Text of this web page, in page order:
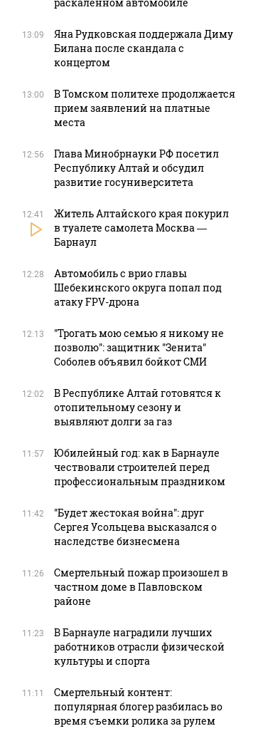
13:09
Яна Рудковская поддержала Диму
Билана после скандала с
концертом
13:00
В Томском политехе продолжается
прием заявлений на платные
места
12:56
Глава Минобрнауки РФ посетил
Республику Алтай и обсудил
развитие госуниверситета
12:41
Житель Алтайского края покурил
в туалете самолета Москва —
Барнаул
12:28
Автомобиль с врио главы
Шебекинского округа попал под
атаку FPV-дрона
12:13
"Трогать мою семью я никому не
позволю": защитник "Зенита"
Соболев объявил бойкот СМИ
12:02
В Республике Алтай готовятся к
отопительному сезону и
выявляют долги за газ
11:57
Юбилейный год: как в Барнауле
чествовали строителей перед
профессиональным праздником
11:42
"Будет жестокая война": друг
Сергея Усольцева высказался о
наследстве бизнесмена
11:26
Смертельный пожар произошел в
частном доме в Павловском
районе
11:23
В Барнауле наградили лучших
работников отрасли физической
культуры и спорта
11:11
Смертельный контент:
популярная блогер разбилась во
время съемки ролика за рулем